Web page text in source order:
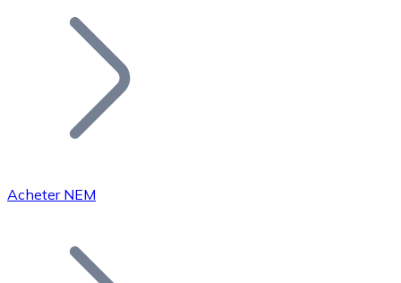
Ajoutez le token de votre projet à notre service
Bitcoin
Acheter NEM